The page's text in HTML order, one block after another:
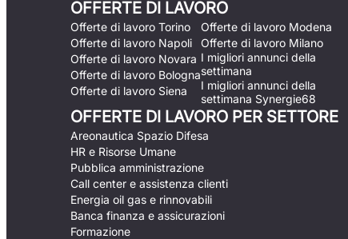
OFFERTE DI LAVORO
Offerte di lavoro Torino
Offerte di lavoro Napoli
Offerte di lavoro Novara
Offerte di lavoro Bologna
Offerte di lavoro Siena
Offerte di lavoro Modena
Offerte di lavoro Milano
I migliori annunci della
settimana
I migliori annunci della
settimana Synergie68
OFFERTE DI LAVORO PER SETTORE
Areonautica Spazio Difesa
HR e Risorse Umane
Pubblica amministrazione
Call center e assistenza clienti
Energia oil gas e rinnovabili
Banca finanza e assicurazioni
Formazione